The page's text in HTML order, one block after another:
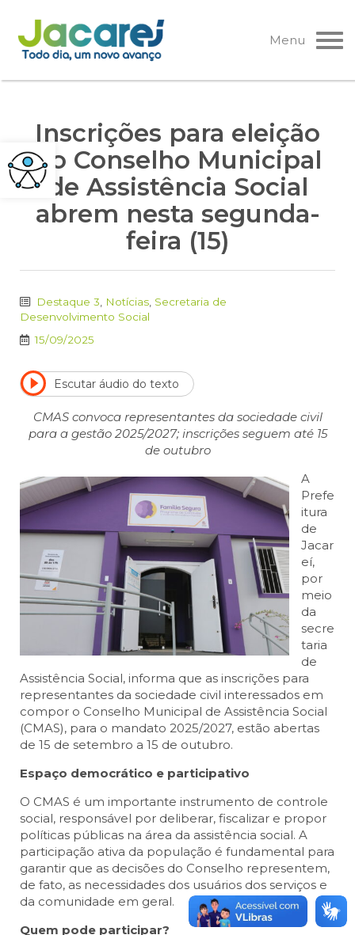
Pular
para
o
Menu
Inscrições para eleição
do Conselho Municipal
de Assistência Social
abrem nesta segunda-
feira (15)
Destaque 3 Notícias Secretaria de
Desenvolvimento Social
15/09/2025
Escutar áudio do texto
CMAS convoca representantes da sociedade civil
para a gestão 2025/2027; inscrições seguem até 15
de outubro
A
Prefe
itura
de
Jacar
eí,
por
meio
da
secre
taria
de
Assistência Social, informa que as inscrições para
representantes da sociedade civil interessados em
compor o Conselho Municipal de Assistência Social
(CMAS), para o mandato 2025/2027, estão abertas
de 15 de setembro a 15 de outubro.
Espaço democrático e participativo
O CMAS é um importante instrumento de controle
social, responsável por deliberar, fiscalizar e propor
políticas públicas na área da assistência social. A
participação ativa da população é fundamental para
garantir que as decisões do Conselho representem,
de fato, as necessidades dos usuários dos serviços e
da comunidade em geral.
Quem pode participar?